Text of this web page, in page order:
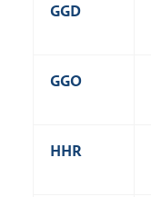
GGD
GGO
HHR